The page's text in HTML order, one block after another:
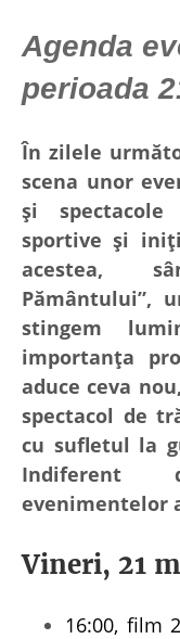
Agenda
perioada
În zilele
scena unor
și
sportive și
acestea,
Pământului”,
stingem
importanța
aduce ceva
spectacol de
cu sufletul la
Indiferent
evenimentelor
Vineri, 21
16:00, film